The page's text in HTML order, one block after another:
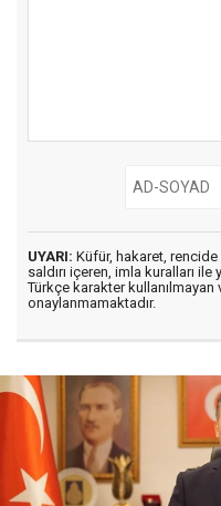
UYARI: Küfür, hakaret,
saldırı içeren, imla kuralları ile
Türkçe karakter kullanılmayan
onaylanmamaktadır.